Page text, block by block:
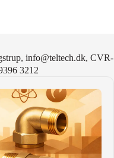
info@teltech.dk, CVR-
3212